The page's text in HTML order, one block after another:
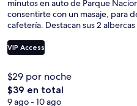
Rentals
&
Tours,
Tulum
minutos en auto de Parque
consentirte con un masaje, para
cafetería. Destacan sus 2
VIP Access
$29 por noche
El
precio
$39 en total
9 ago - 10 ago